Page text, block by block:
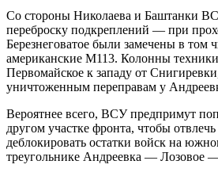
Со стороны Николаева и Баштанки
переброску подкреплений — при
Березнеговатое были замечены в том
американские М113. Колонны
Первомайское к западу от
уничтоженным переправам у
Вероятнее всего, ВСУ предпримут
другом участке фронта, чтобы
деблокировать остатки войск на
треугольнике Андреевка — Лозовое